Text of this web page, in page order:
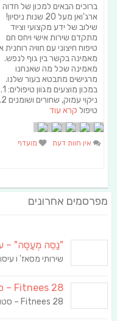
ברוכים הבאים למכון של חדוה
ארג'ואן מעל 20 שנות ניסיון!
שילוב של ידע מקצועי וציוד
מתקדם שירות אישי ויחס חם
טיפוח חיצוני עם חוויה רוחנית
מאמינה בקשר בין גוף לנפש.
מאמינה שכל מה שאנחנו
מרגישים מתבטא בעור שלנו.
במכון מוצעים מגוון טיפולים: 1.
ניקוי עמוק, שחורים ושומנים 2.
טיפול קרא עוד
אין חוות דעת מועדף
מפרסמים אחרונים
"נַסֵּה מְעַסֶּה" –
שירותי מסאז' ו
Fitnees 28 – סטודיו לאימונים אישיים וקבוצתיים
Fitnees 28 – סטודיו ל